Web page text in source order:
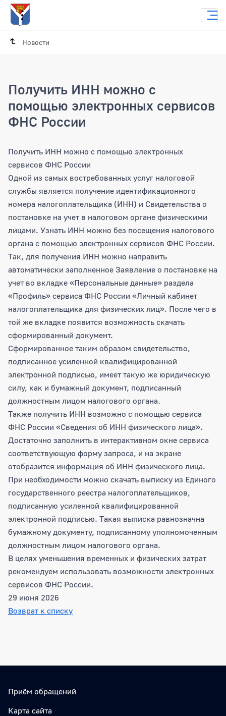
Новости
Получить ИНН можно с
помощью электронных сервисов
ФНС России
Получить ИНН можно с помощью
Получить ИНН можно с помощью электронных
сервисов ФНС России
Одной из самых востребованных услуг налоговой
службы является получение идентификационного
номера налогоплательщика (ИНН) и Свидетельства о
постановке на учет в налоговом органе физическими
лицами. Узнать ИНН можно без посещения налогового
органа с помощью электронных сервисов ФНС России.
Так, для получения ИНН можно направить
автоматически заполненное Заявление о постановке на
учет во вкладке «Персональные данные» раздела
«Профиль» сервиса ФНС России «Личный кабинет
налогоплательщика для физических лиц». После чего в
той же вкладке появится возможность скачать
сформированный документ.
Сформированное таким образом свидетельство,
подписанное усиленной квалифицированной
электронной подписью, имеет такую же юридическую
силу, как и бумажный документ, подписанный
должностным лицом налогового органа.
Также получить ИНН возможно с помощью сервиса
ФНС России «Сведения об ИНН физического лица».
Достаточно заполнить в интерактивном окне сервиса
соответствующую форму запроса, и на экране
отобразится информация об ИНН физического лица.
При необходимости можно скачать выписку из Единого
государственного реестра налогоплательщиков,
подписанную усиленной квалифицированной
электронной подписью. Такая выписка равнозначна
бумажному документу, подписанному уполномоченным
должностным лицом налогового органа.
В целях уменьшения временных и физических затрат
рекомендуем использовать возможности электронных
сервисов ФНС России.
29 июня 2026
Возврат к списку
Приём обращений
Карта сайта